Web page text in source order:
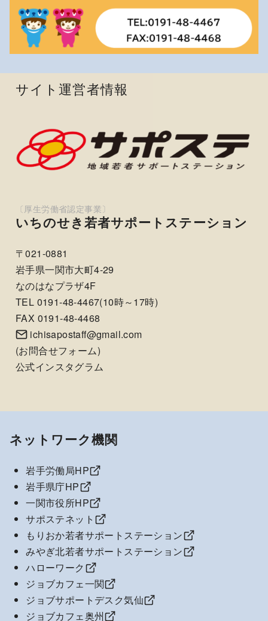
サイト運営者情報
いちのせき若者サポートステーション
〒021-0881
岩手県一関市大町4-29
なのはなプラザ4F
TEL 0191-48-4467(10時～17時)
FAX 0191-48-4468
ichisapostaff@gmail.com
(お問合せフォーム)
公式インスタグラム
ネットワーク機関
岩手労働局HP
岩手県庁HP
一関市役所HP
サポステネット
もりおか若者サポートステーション
みやぎ北若者サポートステーション
ハローワーク
ジョブカフェ一関
ジョブサポートデスク気仙
ジョブカフェ奥州